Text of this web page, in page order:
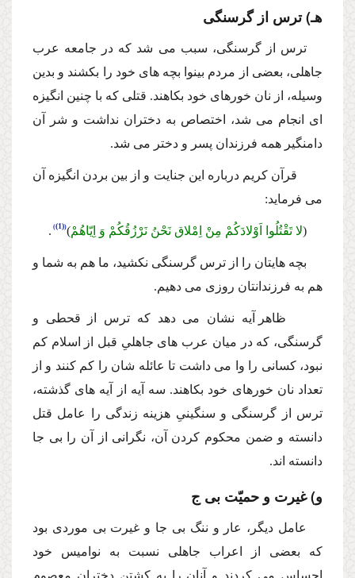
هـ) ترس از گرسنگى
ترس از گرسنگى، سبب مى شد كه در جامعه عرب
جاهلى، بعضى از مردم بینوا بچه هاى خود را بكشند و بدین
وسیله، از نان خورهاى خود بكاهند. قتلى كه با چنین انگیزه
اى انجام مى شد، اختصاص به دختران نداشت و شر آن
دامنگیر همه فرزندان پسر و دختر مى شد.
قرآن كریم درباره این جنایت و از بین بردن انگیزه آن
مى فرماید:
(لا تَقْتُلُوا اَوْلادَكُمْ مِنْ اِمْلاق نَحْنُ نَرْزُقُكُمْ وَ اِیّاهُمْ)
(1)
.
بچه هایتان را از ترس گرسنگى نكشید، ما هم به شما و
هم به فرزندانتان روزى مى دهیم.
ظاهر آیه نشان مى دهد كه ترس از قحطى و
گرسنگى، كه در میان عرب هاى جاهلىِ قبل از اسلام كم
نبود، كسانى را وا مى داشت تا عائله شان را كم كنند و از
تعداد نان خورهاى خود بكاهند. سه آیه از آیه هاى گذشته،
ترس از گرسنگى و سنگینىِ هزینه زندگى را عامل قتل
دانسته و ضمن محكوم كردن آن، نگرانى از آن را بى جا
دانسته اند.
و) غیرت و حمیّت بى ج
عامل دیگر، عار و ننگ بى جا و غیرت بى موردى بود
كه بعضى از اعراب جاهلى نسبت به نوامیس خود
احساس مى كردند و آنان را به كشتن دختران معصوم